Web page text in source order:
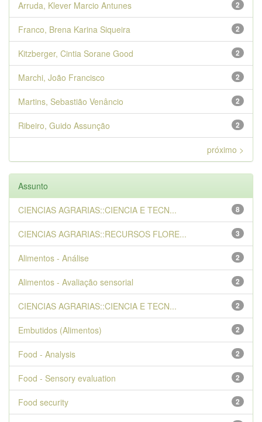
2
Arruda, Klever Marcio Antunes
2
Franco, Brena Karina Siqueira
2
Kitzberger, Cintia Sorane Good
2
Marchi, João Francisco
2
Martins, Sebastião Venâncio
2
Ribeiro, Guido Assunção
próximo >
Assunto
8
CIENCIAS AGRARIAS::CIENCIA E TECN...
3
CIENCIAS AGRARIAS::RECURSOS FLORE...
2
Alimentos - Análise
2
Alimentos - Avaliação sensorial
2
CIENCIAS AGRARIAS::CIENCIA E TECN...
2
Embutidos (Alimentos)
2
Food - Analysis
2
Food - Sensory evaluation
2
Food security